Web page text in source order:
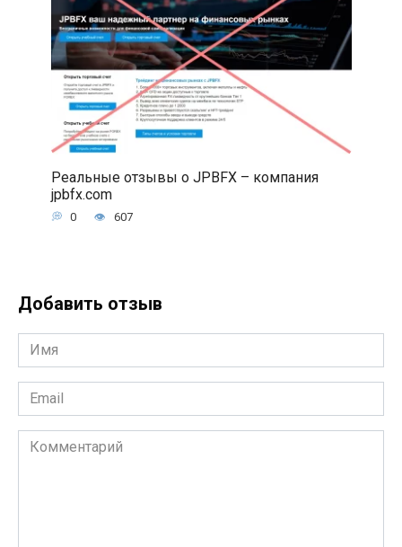
Реальные отзывы о JPBFX – компания
jpbfx.com
0 607
Добавить отзыв
Имя
*
Email
*
Комментарий